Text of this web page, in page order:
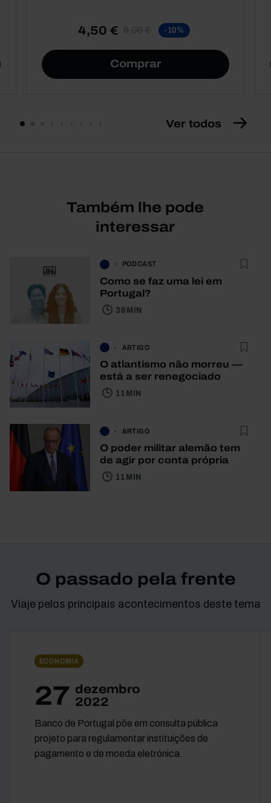
4,50 € 5,00 € -10%
Comprar
Ver todos
Também lhe pode
interessar
PODCAST
Como se faz uma lei em
Portugal?
38 MIN
ARTIGO
O atlantismo não morreu —
está a ser renegociado
11 MIN
ARTIGO
O poder militar alemão tem
de agir por conta própria
11 MIN
O passado pela frente
Viaje pelos principais acontecimentos deste tema
ECONOMIA
27 dezembro
2022
Banco de Portugal põe em consulta pública
projeto para regulamentar instituições de
pagamento e de moeda eletrónica.